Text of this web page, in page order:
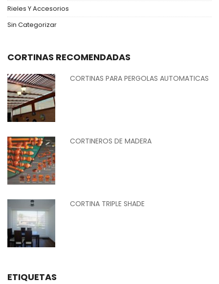
Rieles Y Accesorios
Sin Categorizar
CORTINAS RECOMENDADAS
CORTINAS PARA PERGOLAS AUTOMATICAS
CORTINEROS DE MADERA
CORTINA TRIPLE SHADE
ETIQUETAS